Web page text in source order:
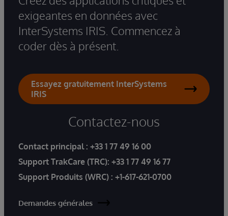
exigeantes en données avec
InterSystems IRIS. Commencez à
coder dès à présent.
Essayez gratuitement InterSystems
IRIS
Contactez-nous
Contact principal : +33 1 77 49 16 00
Support TrakCare (TRC): +33 1 77 49 16 77
Support Produits (WRC) : +1-617-621-0700
Demandes générales